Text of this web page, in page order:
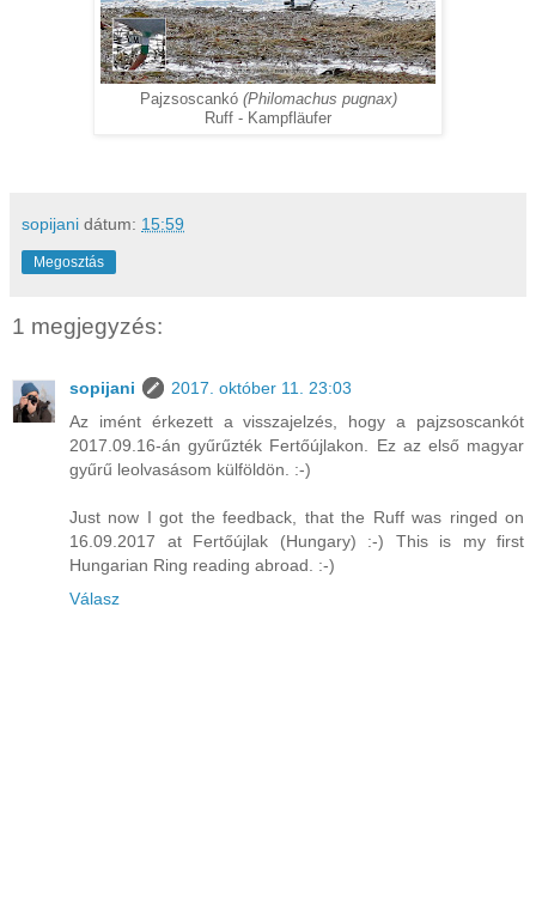
Pajzsoscankó (Philomachus pugnax)
Ruff - Kampfläufer
sopijani dátum: 15:59
Megosztás
1 megjegyzés:
sopijani
2017. október 11. 23:03
Az imént érkezett a visszajelzés, hogy a pajzsoscankót
2017.09.16-án gyűrűzték Fertőújlakon. Ez az első magyar
gyűrű leolvasásom külföldön. :-)
Just now I got the feedback, that the Ruff was ringed on
16.09.2017 at Fertőújlak (Hungary) :-) This is my first
Hungarian Ring reading abroad. :-)
Válasz